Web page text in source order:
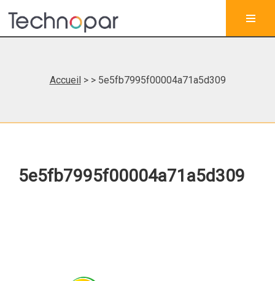
Accueil> > 5e5fb7995f00004a71a5d309
5e5fb7995f00004a71a5d309